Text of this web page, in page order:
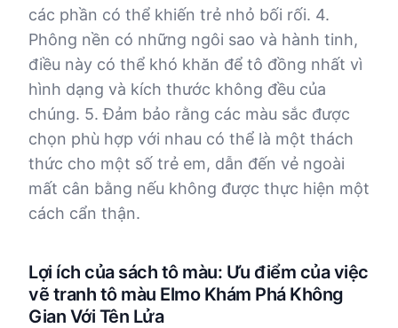
các phần có thể khiến trẻ nhỏ bối rối. 4.
Phông nền có những ngôi sao và hành tinh,
điều này có thể khó khăn để tô đồng nhất vì
hình dạng và kích thước không đều của
chúng. 5. Đảm bảo rằng các màu sắc được
chọn phù hợp với nhau có thể là một thách
thức cho một số trẻ em, dẫn đến vẻ ngoài
mất cân bằng nếu không được thực hiện một
cách cẩn thận.
Lợi ích của sách tô màu: Ưu điểm của việc
vẽ tranh tô màu Elmo Khám Phá Không
Gian Với Tên Lửa